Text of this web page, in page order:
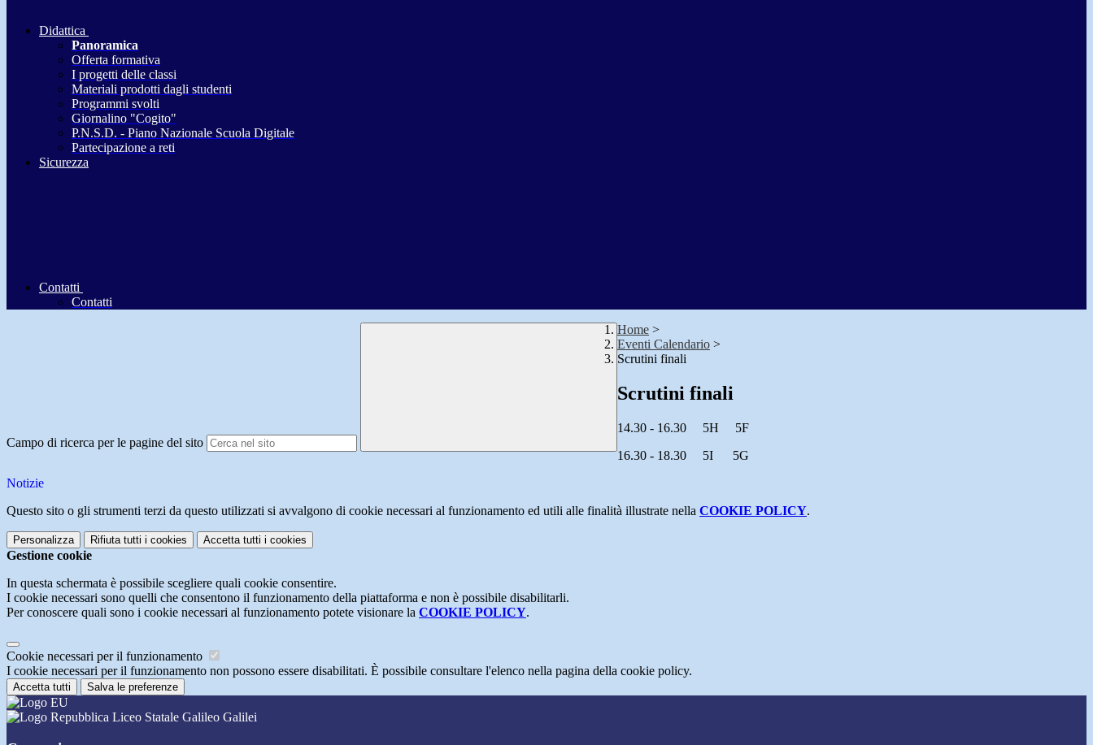
Didattica
Panoramica
Offerta formativa
I progetti delle classi
Materiali prodotti dagli studenti
Programmi svolti
Giornalino "Cogito"
P.N.S.D. - Piano Nazionale Scuola Digitale
Partecipazione a reti
Sicurezza
Contatti
Contatti
Campo di ricerca per le pagine del sito
Home >
Eventi Calendario >
Scrutini finali
Scrutini finali
14.30 - 16.30 5H 5F
16.30 - 18.30 5I 5G
Notizie
Questo sito o gli strumenti terzi da questo utilizzati si avvalgono di cookie necessari al funzionamento ed utili alle finalità illustrate nella COOKIE POLICY.
Personalizza Rifiuta tutti i cookies Accetta tutti i cookies
Gestione cookie
In questa schermata è possibile scegliere quali cookie consentire.
I cookie necessari sono quelli che consentono il funzionamento della piattaforma e non è possibile disabilitarli.
Per conoscere quali sono i cookie necessari al funzionamento potete visionare la COOKIE POLICY.
Cookie necessari per il funzionamento
I cookie necessari per il funzionamento non possono essere disabilitati. È possibile consultare l'elenco nella pagina della cookie policy.
Accetta tutti Salva le preferenze
Liceo Statale Galileo Galilei